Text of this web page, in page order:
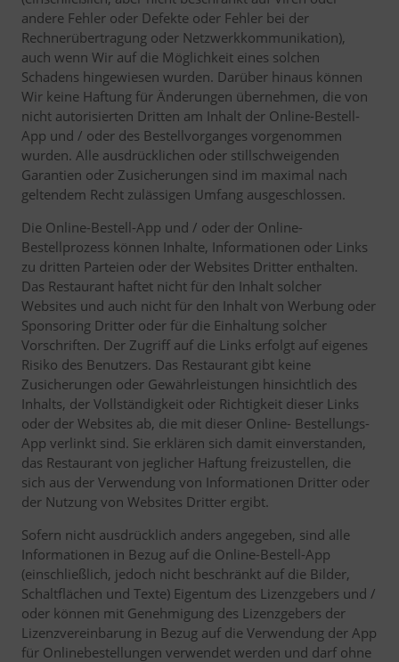
andere Fehler oder Defekte oder Fehler bei der
Rechnerübertragung oder Netzwerkkommunikation),
auch wenn Wir auf die Möglichkeit eines solchen
Schadens hingewiesen wurden. Darüber hinaus können
Wir keine Haftung für Änderungen übernehmen, die von
nicht autorisierten Dritten am Inhalt der Online-Bestell-
App und / oder des Bestellvorganges vorgenommen
wurden. Alle ausdrücklichen oder stillschweigenden
Garantien oder Zusicherungen sind im maximal nach
geltendem Recht zulässigen Umfang ausgeschlossen.
Die Online-Bestell-App und / oder der Online-
Bestellprozess können Inhalte, Informationen oder Links
zu dritten Parteien oder der Websites Dritter enthalten.
Das Restaurant haftet nicht für den Inhalt solcher
Websites und auch nicht für den Inhalt von Werbung oder
Sponsoring Dritter oder für die Einhaltung solcher
Vorschriften. Der Zugriff auf die Links erfolgt auf eigenes
Risiko des Benutzers. Das Restaurant gibt keine
Zusicherungen oder Gewährleistungen hinsichtlich des
Inhalts, der Vollständigkeit oder Richtigkeit dieser Links
oder der Websites ab, die mit dieser Online- Bestellungs-
App verlinkt sind. Sie erklären sich damit einverstanden,
das Restaurant von jeglicher Haftung freizustellen, die
sich aus der Verwendung von Informationen Dritter oder
der Nutzung von Websites Dritter ergibt.
Sofern nicht ausdrücklich anders angegeben, sind alle
Informationen in Bezug auf die Online-Bestell-App
(einschließlich, jedoch nicht beschränkt auf die Bilder,
Schaltflächen und Texte) Eigentum des Lizenzgebers und /
oder können mit Genehmigung des Lizenzgebers der
Lizenzvereinbarung in Bezug auf die Verwendung der App
für Onlinebestellungen verwendet werden und darf ohne